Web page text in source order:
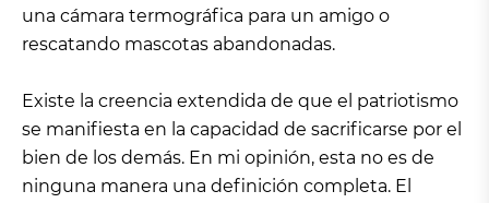
una cámara termográfica para un amigo o
rescatando mascotas abandonadas.
Existe la creencia extendida de que el patriotismo
se manifiesta en la capacidad de sacrificarse por el
bien de los demás. En mi opinión, esta no es de
ninguna manera una definición completa. El